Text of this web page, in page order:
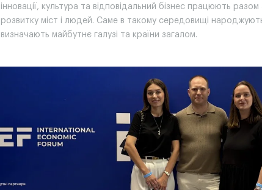
інновації, культура та відповідальний бізнес працюють
розвитку міст і людей. Саме в такому середовищі
визначають майбутнє галузі та країни загалом.